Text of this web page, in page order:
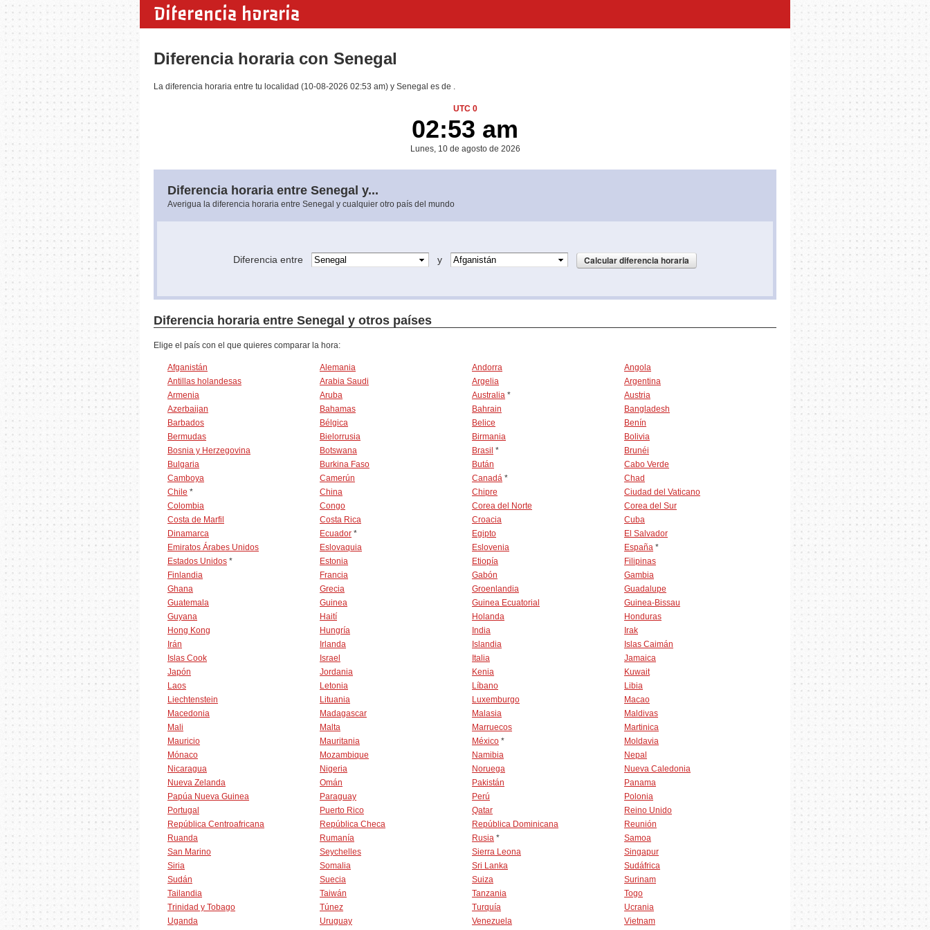
Diferencia horaria
Diferencia horaria con Senegal
La diferencia horaria entre tu localidad (10-08-2026 02:53 am) y Senegal es de .
UTC 0
02:53 am
Lunes, 10 de agosto de 2026
Diferencia horaria entre Senegal y...
Averigua la diferencia horaria entre Senegal y cualquier otro país del mundo
Diferencia entre y
Diferencia horaria entre Senegal y otros países
Elige el país con el que quieres comparar la hora:
Afganistán Alemania Andorra
Angola
Antillas holandesas
Arabia Saudi Argelia
Argentina
Armenia
Aruba Australia *
Austria
Azerbaijan
Bahamas Bahrain
Bangladesh
Barbados
Bélgica Belice
Benín
Bermudas
Bielorrusia Birmania
Bolivia
Bosnia y Herzegovina
Botswana Brasil *
Brunéi
Bulgaria
Burkina Faso Bután
Cabo Verde
Camboya
Camerún Canadá *
Chad
Chile * China Chipre
Ciudad del Vaticano
Colombia
Congo Corea del Norte
Corea del Sur
Costa de Marfil
Costa Rica Croacia
Cuba
Dinamarca
Ecuador * Egipto
El Salvador
Emiratos Árabes Unidos
Eslovaquia Eslovenia España *
Estados Unidos * Estonia Etiopía
Filipinas
Finlandia
Francia Gabón
Gambia
Ghana
Grecia Groenlandia
Guadalupe
Guatemala
Guinea Guinea Ecuatorial
Guinea-Bissau
Guyana
Haití Holanda
Honduras
Hong Kong
Hungría India
Irak
Irán
Irlanda Islandia
Islas Caimán
Islas Cook
Israel Italia
Jamaica
Japón
Jordania Kenia
Kuwait
Laos
Letonia Líbano
Libia
Liechtenstein
Lituania Luxemburgo
Macao
Macedonia
Madagascar Malasia
Maldivas
Mali
Malta Marruecos
Martinica
Mauricio
Mauritania México *
Moldavia
Mónaco
Mozambique Namibia
Nepal
Nicaragua
Nigeria Noruega
Nueva Caledonia
Nueva Zelanda
Omán Pakistán
Panama
Papúa Nueva Guinea
Paraguay Perú
Polonia
Portugal
Puerto Rico Qatar
Reino Unido
República Centroafricana
República Checa República Dominicana
Reunión
Ruanda
Rumanía Rusia *
Samoa
San Marino
Seychelles Sierra Leona
Singapur
Siria
Somalia Sri Lanka
Sudáfrica
Sudán
Suecia Suiza
Surinam
Tailandia
Taiwán Tanzania
Togo
Trinidad y Tobago
Túnez Turquía
Ucrania
Uganda
Uruguay Venezuela Vietnam